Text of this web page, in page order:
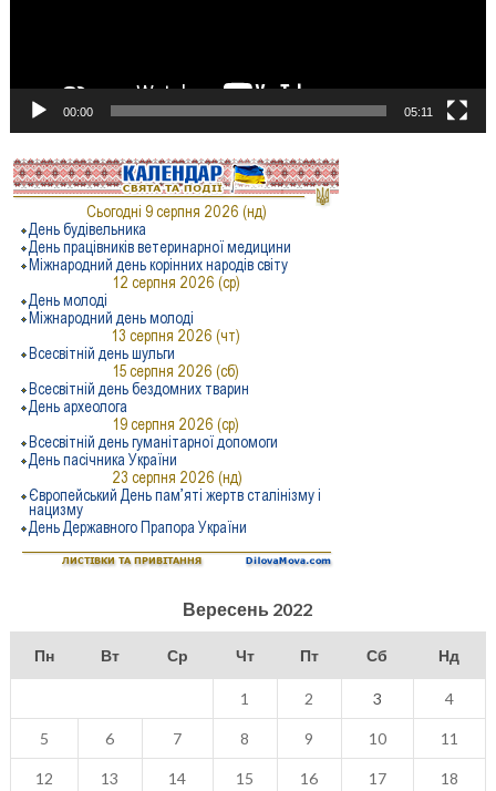
00:00 05:11
Вересень 2022
Пн Вт Ср Чт Пт Сб Нд
1 2 3 4
5 6 7 8 9 10 11
12 13 14 15 16 17 18